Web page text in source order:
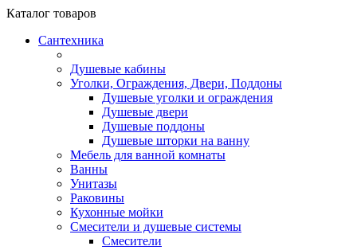
Каталог товаров
Сантехника
Душевые кабины
Уголки, Ограждения, Двери, Поддоны
Душевые уголки и ограждения
Душевые двери
Душевые поддоны
Душевые шторки на ванну
Мебель для ванной комнаты
Ванны
Унитазы
Раковины
Кухонные мойки
Смесители и душевые системы
Смесители